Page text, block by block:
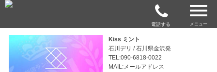
電話する メニュー
Kiss ミント
石川デリ / 石川県金沢発
TEL:090-6818-0022
MAIL:メールアドレス